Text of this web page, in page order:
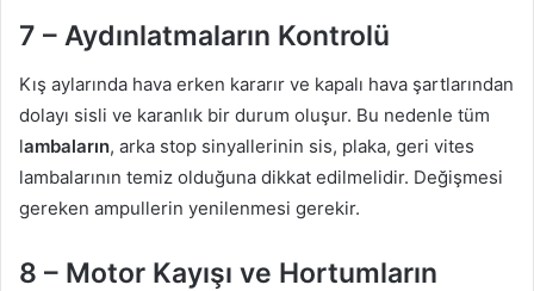
7 – Aydınlatmaların Kontrolü
Kış aylarında hava erken kararır ve kapalı hava şartlarından
dolayı sisli ve karanlık bir durum oluşur. Bu nedenle tüm
lambaların, arka stop sinyallerinin sis, plaka, geri vites
lambalarının temiz olduğuna dikkat edilmelidir. Değişmesi
gereken ampullerin yenilenmesi gerekir.
8 – Motor Kayışı ve Hortumların